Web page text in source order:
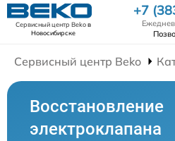
Сервисный центр Bekoв
Новосибирске
+7
Сервисный центр Beko
Восстановление
электроклапана